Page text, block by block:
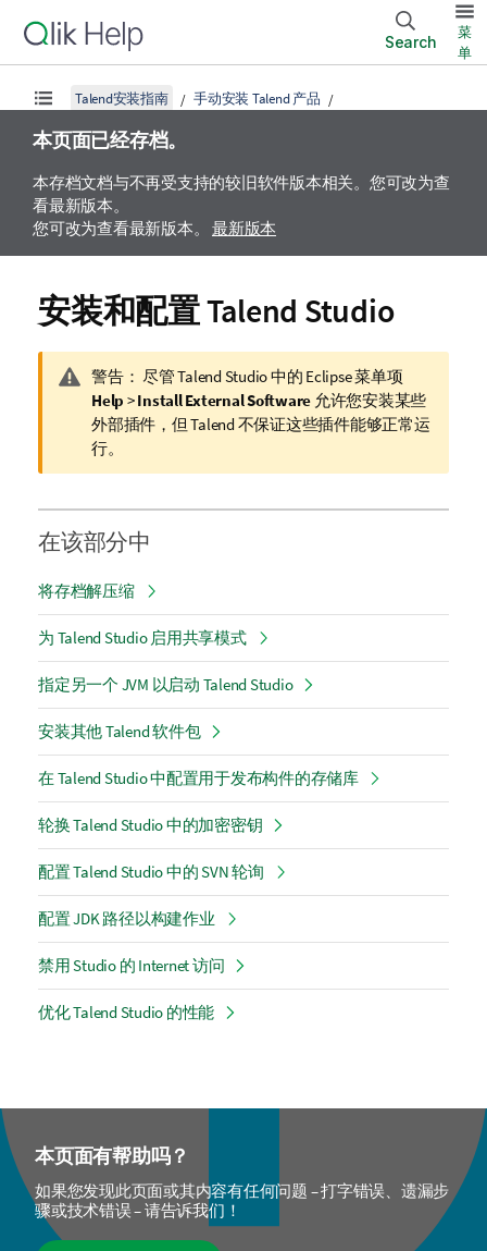
Search
菜
单
Talend安装指南 手动安装 Talend 产品
本页面已经存档。
本存档文档与不再受支持的较旧软件版本相关。您可改为查
看最新版本。
您可改为查看最新版本。 最新版本
安装和配置Talend Studio
信
息
注
释
警告： 尽管Talend Studio中的 Eclipse 菜单项
Help >Install External Software 允许您安装某些
外部插件，但Talend 不保证这些插件能够正常运
行。
在该部分中
将存档解压缩
为 Talend Studio 启用共享模式
指定另一个 JVM 以启动 Talend Studio
安装其他 Talend 软件包
在 Talend Studio 中配置用于发布构件的存储库
轮换 Talend Studio 中的加密密钥
配置 Talend Studio 中的 SVN 轮询
配置 JDK 路径以构建作业
禁用 Studio 的 Internet 访问
优化 Talend Studio 的性能
本页面有帮助吗？
如果您发现此页面或其内容有任何问题 – 打字错误、遗漏步
骤或技术错误 – 请告诉我们！